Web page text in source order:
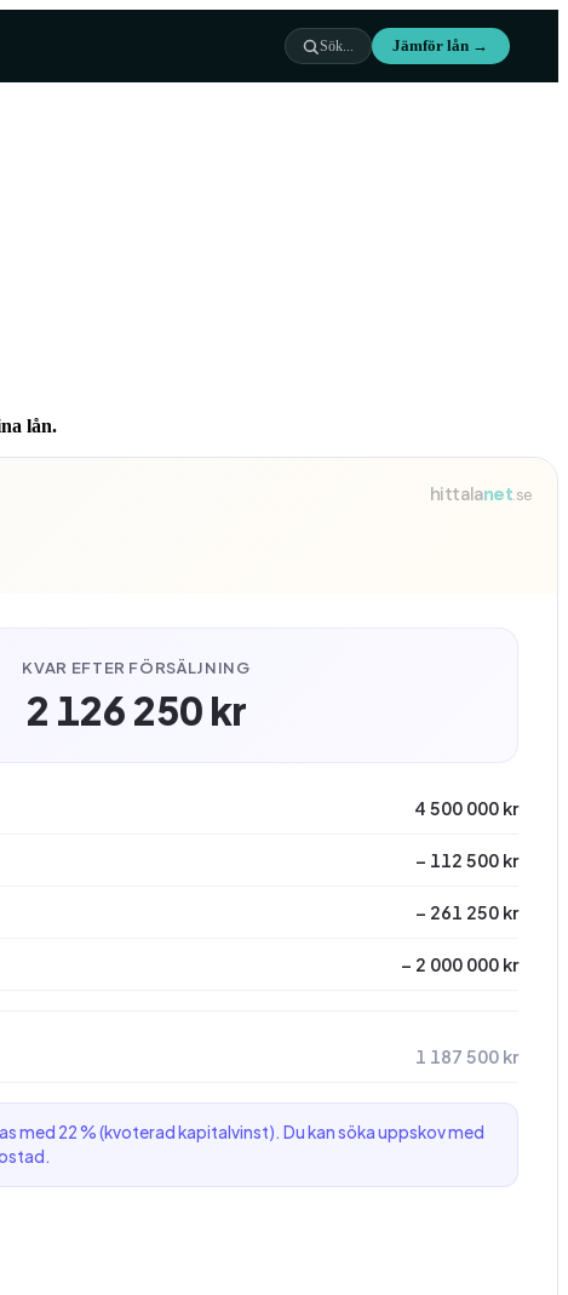
Sök... Jämför lån →
lån.
hittalanet.se
KVAR EFTER FÖRSÄLJNING
2 126 250 kr
4 500 000 kr
− 112 500 kr
− 261 250 kr
− 2 000 000 kr
1 187 500 kr
med 22 % (kvoterad kapitalvinst). Du kan söka uppskov med